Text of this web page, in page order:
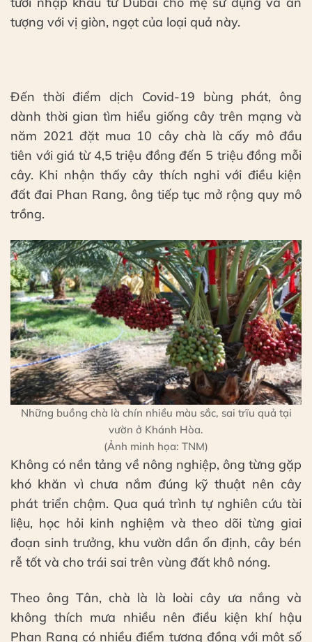
tượng với vị giòn, ngọt của loại quả này.
Đến thời điểm dịch Covid-19 bùng phát, ông
dành thời gian tìm hiểu giống cây trên mạng và
năm 2021 đặt mua 10 cây chà là cấy mô đầu
tiên với giá từ 4,5 triệu đồng đến 5 triệu đồng mỗi
cây. Khi nhận thấy cây thích nghi với điều kiện
đất đai Phan Rang, ông tiếp tục mở rộng quy mô
trồng.
Những buồng chà là chín nhiều màu sắc, sai trĩu quả tại
vườn ở Khánh Hòa.
(Ảnh minh họa: TNM)
Không có nền tảng về nông nghiệp, ông từng gặp
khó khăn vì chưa nắm đúng kỹ thuật nên cây
phát triển chậm. Qua quá trình tự nghiên cứu tài
liệu, học hỏi kinh nghiệm và theo dõi từng giai
đoạn sinh trưởng, khu vườn dần ổn định, cây bén
rễ tốt và cho trái sai trên vùng đất khô nóng.
Theo ông Tân, chà là là loài cây ưa nắng và
không thích mưa nhiều nên điều kiện khí hậu
Phan Rang có nhiều điểm tương đồng với một số